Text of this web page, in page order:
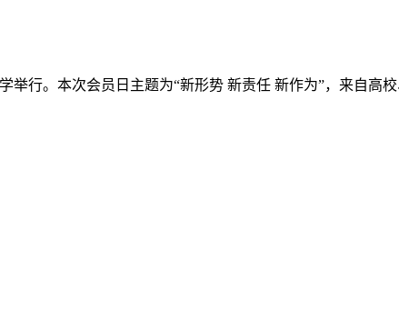
行。本次会员日主题为“新形势 新责任 新作为”，来自高